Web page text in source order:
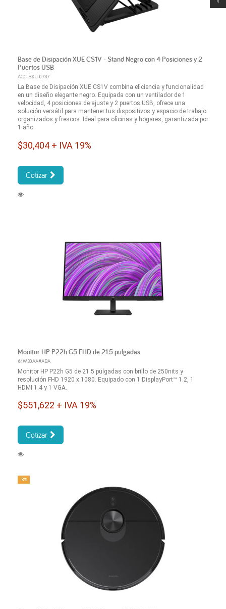
Base de Disipación XUE CS1V - Stand Negro con 4 Posiciones y 2
Puertos USB
ACC-BXU-0737
La Base de Disipación XUE CS1V combina eficiencia y funcionalidad
en un diseño elegante negro. Equipada con un ventilador de 1
velocidad, 4 posiciones de ajuste y 2 puertos USB, ofrece una
solución versátil para mantener tus dispositivos y espacio de trabajo
organizados y frescos. Ideal para oficinas y hogares, garantizada por
1 año.
$30,404 + IVA 19%
Cotizar
Monitor HP P22h G5 FHD de 21.5 pulgadas
64W30AA#ABA
Monitor HP P22h G5 de 21.5 pulgadas con brillo de 250nits y
resolución FHD 1920 x 1080. Equipado con 1 DisplayPort™ 1.2, 1
HDMI 1.4 y 1 VGA.
$551,622 + IVA 19%
Cotizar
-8%